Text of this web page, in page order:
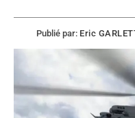
Publié par: Eric